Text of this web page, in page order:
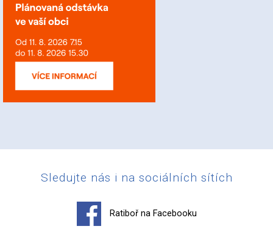
Sledujte nás i na sociálních sítích
Ratiboř na Facebooku